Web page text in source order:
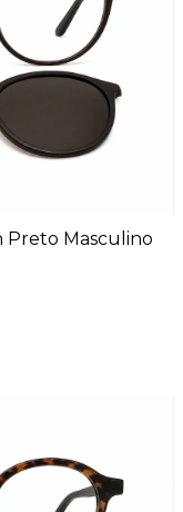
Preto Masculino